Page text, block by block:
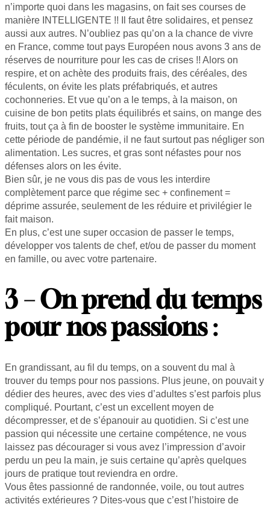
n’importe quoi dans les magasins, on fait ses courses de
manière INTELLIGENTE !! Il faut être solidaires, et pensez
aussi aux autres. N’oubliez pas qu’on a la chance de vivre
en France, comme tout pays Européen nous avons 3 ans de
réserves de nourriture pour les cas de crises !! Alors on
respire, et on achète des produits frais, des céréales, des
féculents, on évite les plats préfabriqués, et autres
cochonneries. Et vue qu’on a le temps, à la maison, on
cuisine de bon petits plats équilibrés et sains, on mange des
fruits, tout ça à fin de booster le système immunitaire. En
cette période de pandémie, il ne faut surtout pas négliger son
alimentation. Les sucres, et gras sont néfastes pour nos
défenses alors on les évite.
Bien sûr, je ne vous dis pas de vous les interdire
complètement parce que régime sec + confinement =
déprime assurée, seulement de les réduire et privilégier le
fait maison.
En plus, c’est une super occasion de passer le temps,
développer vos talents de chef, et/ou de passer du moment
en famille, ou avec votre partenaire.
3 – On prend du temps
pour nos passions:
En grandissant, au fil du temps, on a souvent du mal à
trouver du temps pour nos passions. Plus jeune, on pouvait y
dédier des heures, avec des vies d’adultes s’est parfois plus
compliqué. Pourtant, c’est un excellent moyen de
décompresser, et de s’épanouir au quotidien. Si c’est une
passion qui nécessite une certaine compétence, ne vous
laissez pas décourager si vous avez l’impression d’avoir
perdu un peu la main, je suis certaine qu’après quelques
jours de pratique tout reviendra en ordre.
Vous êtes passionné de randonnée, voile, ou tout autres
activités extérieures ? Dites-vous que c’est l’histoire de